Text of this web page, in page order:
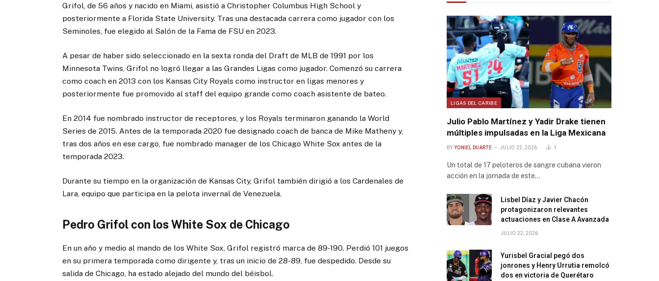
Grifol, de 56 años y nacido en Miami, asistió a Christopher Columbus High School y
posteriormente a Florida State University. Tras una destacada carrera como jugador con los
Seminoles, fue elegido al Salón de la Fama de FSU en 2023.
A pesar de haber sido seleccionado en la sexta ronda del Draft de MLB de 1991 por los
Minnesota Twins, Grifol no logró llegar a las Grandes Ligas como jugador. Comenzó su carrera
como coach en 2013 con los Kansas City Royals como instructor en ligas menores y
posteriormente fue promovido al staff del equipo grande como coach asistente de bateo.
En 2014 fue nombrado instructor de receptores, y los Royals terminaron ganando la World
Series de 2015. Antes de la temporada 2020 fue designado coach de banca de Mike Matheny y,
tras dos años en ese cargo, fue nombrado manager de los Chicago White Sox antes de la
temporada 2023.
Durante su tiempo en la organización de Kansas City, Grifol también dirigió a los Cardenales de
Lara, equipo que participa en la pelota invernal de Venezuela.
Pedro Grifol con los White Sox de Chicago
En un año y medio al mando de los White Sox, Grifol registró marca de 89-190. Perdió 101 juegos
en su primera temporada como dirigente y, tras un inicio de 28-89, fue despedido. Desde su
salida de Chicago, ha estado alejado del mundo del béisbol.
LIGAS DEL CARIBE
Julio Pablo Martínez y Yadir Drake tienen
múltiples impulsadas en la Liga Mexicana
BY YONIEL DUARTE JULIO 22, 2026 1
Un total de 17 peloteros de sangre cubana vieron
acción en la jornada de este…
Lisbel Díaz y Javier Chacón
protagonizaron relevantes
actuaciones en Clase A Avanzada
JULIO 22, 2026
Yurisbel Gracial pegó dos
jonrones y Henry Urrutia remolcó
dos en victoria de Querétaro